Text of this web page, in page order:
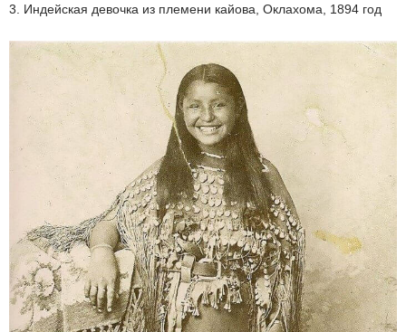
3. Индейская девочка из племени кайова, Оклахома, 1894 год